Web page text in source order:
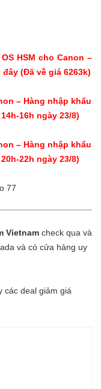
HSM cho Canon –
đây (Đã về giá 6263k)
– Hàng nhập khẩu
16h ngày 23/8)
– Hàng nhập khẩu
22h ngày 23/8)
77
Vietnam check qua và
và có cửa hàng uy
các deal giảm giá